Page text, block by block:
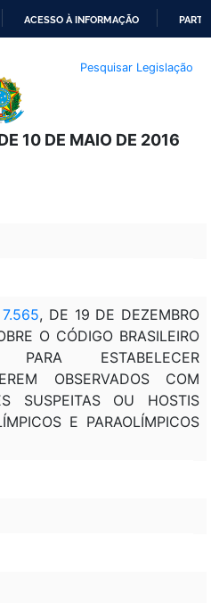
O
CONTEÚDO
ACESSO À INFORMAÇÃO
Pesquisar Legislação
10 DE MAIO DE 2016
, DE 19 DE DEZEMBRO
O CÓDIGO BRASILEIRO
ESTABELECER
OBSERVADOS COM
SUSPEITAS OU HOSTIS
E PARAOLÍMPICOS